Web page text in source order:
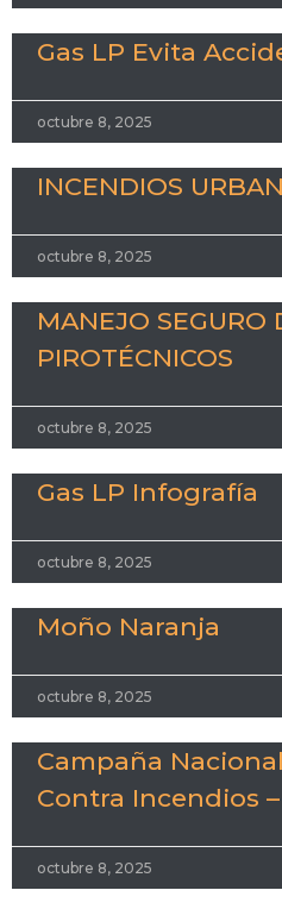
Gas LP Evita
octubre 8, 2025
INCENDIOS
octubre 8, 2025
MANEJO SEGURO
PIROTÉCNICOS
octubre 8, 2025
Gas LP Infografía
octubre 8, 2025
Moño Naranja
octubre 8, 2025
Campaña
Contra Incendios
octubre 8, 2025